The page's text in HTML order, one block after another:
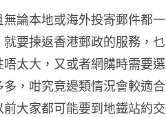
論本地或海外投寄郵件都一
要揀返香港郵政的服務，乜
太大，又或者網購時需要選
，咁究竟邊類情況會較適合
大家都可能要到地鐵站約交